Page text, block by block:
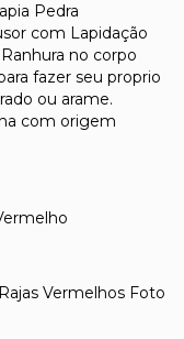
Pedra
com Lapidação
no corpo
fazer seu proprio
ou arame.
com origem
Vermelhos Foto